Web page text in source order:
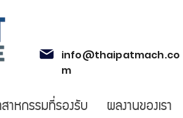
info@thaipatmach.co
m
าหกรรมที่รองรับ ผลงานของเรา